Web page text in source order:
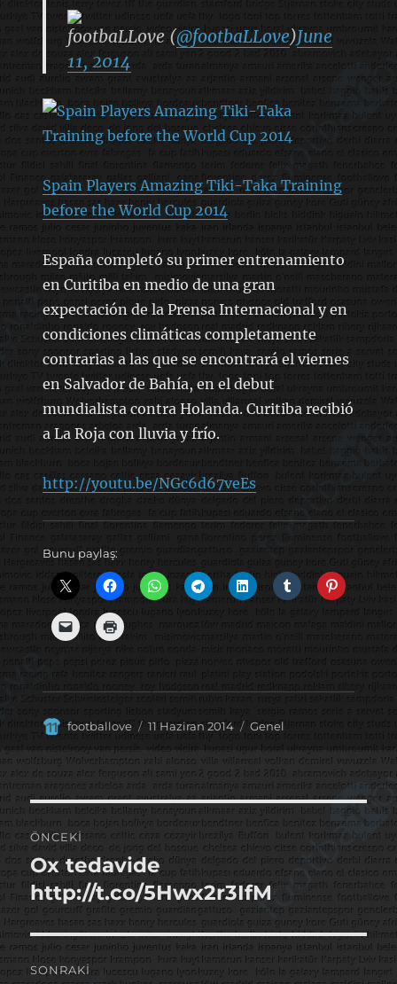
footbaLLove (@footbaLLove)June
11, 2014
Spain Players Amazing Tiki-Taka Training
before the World Cup 2014
España completó su primer entrenamiento
en Curitiba en medio de una gran
expectación de la Prensa Internacional y en
condiciones climáticas completamente
contrarias a las que se encontrará el viernes
en Salvador de Bahía, en el debut
mundialista contra Holanda. Curitiba recibió
a La Roja con lluvia y frío.
http://youtu.be/NGc6d67veEs
Bunu paylaş:
Yazar
footballove
Yayın
tarihi
11 Haziran 2014 Kategoriler
Genel
Yazı
gezinmesi
ÖNCEKI
Önceki
yazı:
Ox tedavide
http://t.co/5Hwx2r3IfM
SONRAKI